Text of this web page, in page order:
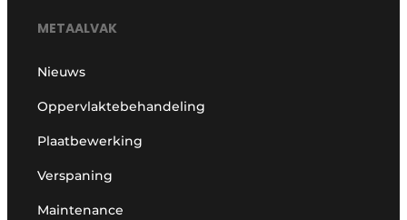
METAALVAK
Nieuws
Oppervlaktebehandeling
Plaatbewerking
Verspaning
Maintenance